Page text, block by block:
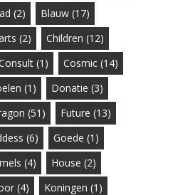
(2) Blauw (17)
(2) Children (12)
(1) Cosmic (14)
(1) Donatie (3)
(51) Future (13)
(6) Goede (1)
(4) House (2)
(4) Koningen (1)